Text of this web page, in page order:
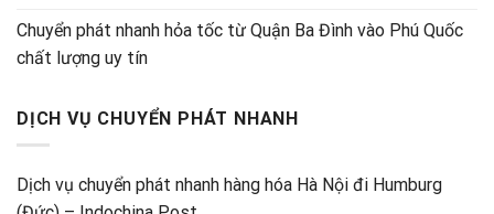
Chuyển phát nhanh hỏa tốc từ Quận Ba Đình vào Phú Quốc
chất lượng uy tín
DỊCH VỤ CHUYỂN PHÁT NHANH
Dịch vụ chuyển phát nhanh hàng hóa Hà Nội đi Humburg